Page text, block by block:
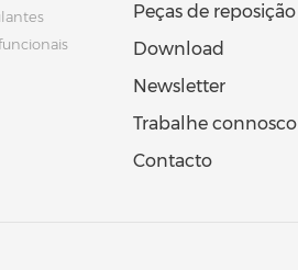
Peças de reposição
Download
Newsletter
Trabalhe connosco
Contacto